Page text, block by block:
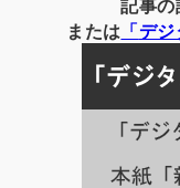
記事の
または 「デ